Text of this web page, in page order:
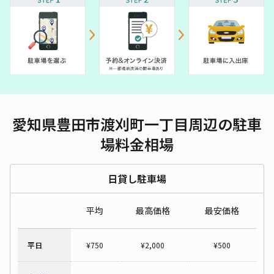
愛知県豊田市渡刈町一丁目周辺の駐車
場料金相場
日貸し駐車場
平均 最高価格 最安価格
平日 ¥750 ¥2,000 ¥500